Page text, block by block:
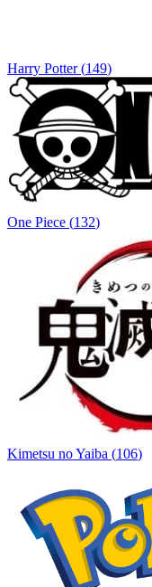
Harry Potter (149)
One Piece (132)
Kimetsu no Yaiba (106)